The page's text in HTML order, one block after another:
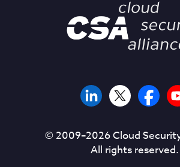
© 2009–2026Cloud
All rights reserved.